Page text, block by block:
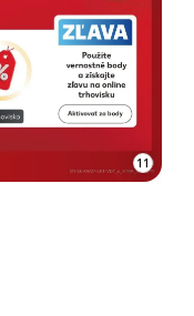
11